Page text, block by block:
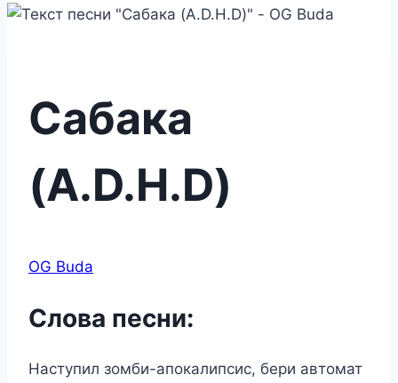
Сабака
(A.D.H.D)
OG Buda
Слова песни:
Наступил зомби-апокалипсис, бери автомат